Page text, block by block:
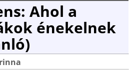
Ahol a
énekelnek